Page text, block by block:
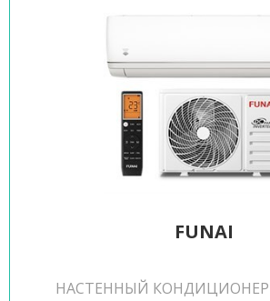
FUNAI
НАСТЕННЫЙ КОНДИЦИОНЕР